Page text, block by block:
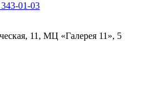
01-03
11, МЦ «Галерея 11», 5